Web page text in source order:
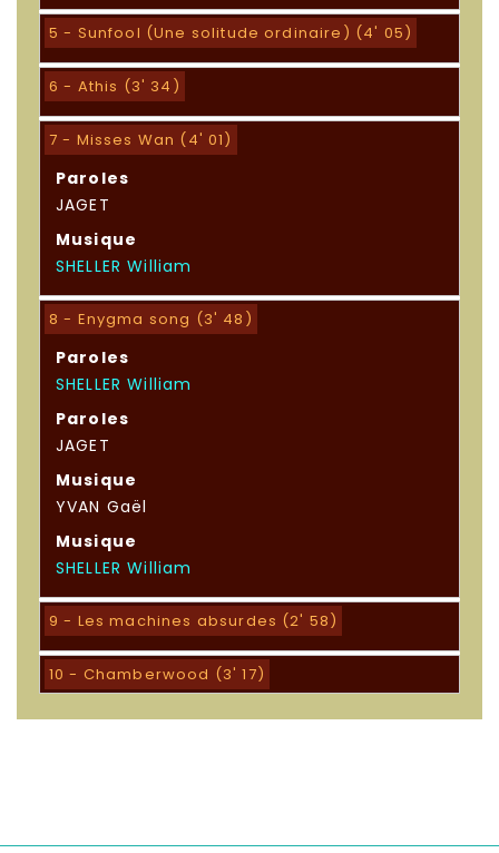
5 - Sunfool (Une solitude ordinaire) (4' 05)
6 - Athis (3' 34)
7 - Misses Wan (4' 01)
Paroles
JAGET
Musique
SHELLER William
8 - Enygma song (3' 48)
Paroles
SHELLER William
Paroles
JAGET
Musique
YVAN Gaël
Musique
SHELLER William
9 - Les machines absurdes (2' 58)
10 - Chamberwood (3' 17)